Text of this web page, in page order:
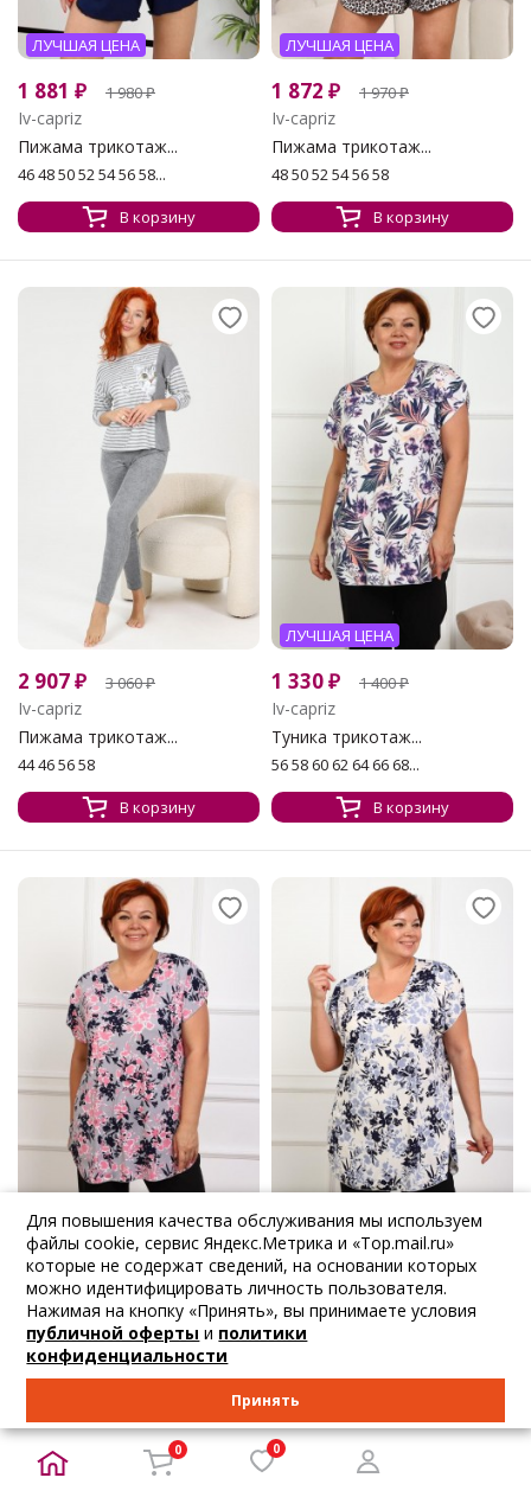
ЛУЧШАЯ ЦЕНА
1 881 ₽ 1 980₽
Iv-capriz
Пижама трикотаж...
46 48 50 52 54 56 58...
В корзину
ЛУЧШАЯ ЦЕНА
1 872 ₽ 1 970₽
Iv-capriz
Пижама трикотаж...
48 50 52 54 56 58
В корзину
2 907₽ 3 060₽
Iv-capriz
Пижама трикотаж...
44 46 56 58
В корзину
ЛУЧШАЯ ЦЕНА
1 330₽ 1 400₽
Iv-capriz
Туника трикотаж...
56 58 60 62 64 66 68...
В корзину
ЛУЧШАЯ ЦЕНА
1 330₽ 1 400₽
Iv-capriz
Туника трикотаж...
56 58 60 62 64 66 68...
ЛУЧШАЯ ЦЕНА
1 330₽ 1 400₽
Iv-capriz
Туника трикотаж...
Для повышения качества обслуживания мы используем
файлы cookie, сервис Яндекс.Метрика и «Top.mail.ru»
которые не содержат сведений, на основании которых
можно идентифицировать личность пользователя.
Нажимая на кнопку «Принять», вы принимаете условия
публичной оферты и политики
конфиденциальности
Принять
0 0